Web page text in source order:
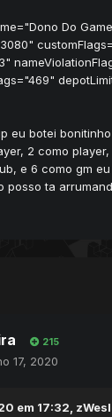
Do
eu botei
2 como
e 6 como gm
posso ta
215
17, 2020
em 17:32,